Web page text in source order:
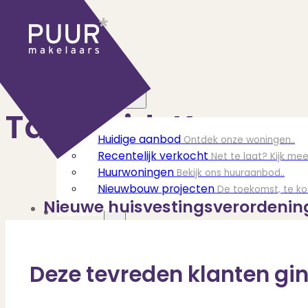
Huidige aanbod Ontdek onze woningen..
Recentelijk verkocht Net te laat? Kijk
Huurwoningen Bekijk ons huuraanbod..
Nieuwbouw projecten De toekomst, te
Diensten
AankoopSamen vinden wij jouw
TaxatieVoldoe aan alle wettelijke eisen
Tag:Zuid-
Nieuwe
Deze tevreden klanten